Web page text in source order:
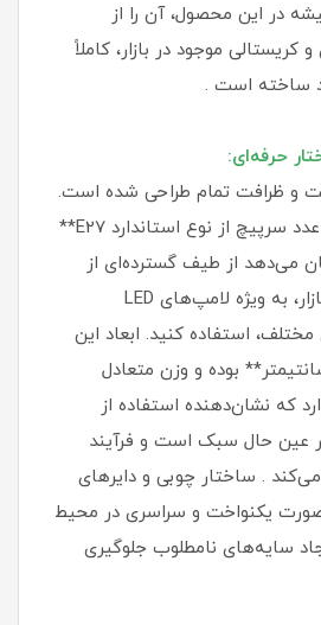
در این محصول، آن را از
کریستالی موجود در بازار، کاملاً
ساخته است .
حرفه‌ای:
و ظرافت تمام طراحی شده است.
این لوستر دارای **۵ عدد سرپیچ از نوع استاندارد E27**
می‌دهد از طیف گسترده‌ای از
لامپ‌های موجود در بازار، به ویژه لامپ‌های LED
استفاده کنید. ابعاد این
**۵۵ در ۱۱ سانتیمتر** بوده و وزن متعادل
دارد که نشان‌دهنده استفاده از
عین حال سبک است و فرآیند
. ساختار چوبی و دایرهای
صورت یکنواخت و سراسری در محیط
سایه‌های نامطلوب جلوگیری